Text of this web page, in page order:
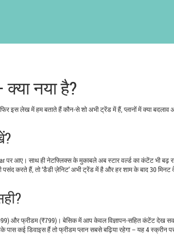
नया है?
इस लेख में हम बताते हैं कौन‑से शो अभी ट्रेंड में हैं, प्लानों में क्या
पर आए। साथ ही नेटफ्लिक्स के मुकाबले अब स्टार वर्ल्ड का कंटेंट भी बढ़
करते हैं, तो ‘डैडी ज़ेनिट’ अभी ट्रेंड में है और हर शाम के बाद 30 मिनट
और फ्रीडम (₹799)। बेसिक में आप केवल विज्ञापन‑सहित कंटेंट देख
पास कई डिवाइस हैं तो फ्रीडम प्लान सबसे बढ़िया रहेगा – यह 4 स्क्रीन